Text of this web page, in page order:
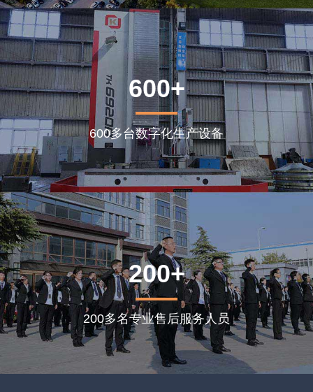
600+
600多台数字化生产设备
200+
200多名专业售后服务人员